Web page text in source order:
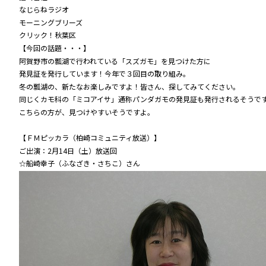
なじらねラジオ
モーニングブリーズ
クリック！秋葉区
【今回の話題・・・】
阿賀野市の瓢湖で行われている「スズガモ」を見つけた方に
発見証を発行しています！今年で３回目の取り組み。
冬の瓢湖の、新たなお楽しみですよ！皆さん、探してみてください。
同じくカモ科の「ミコアイサ」通称パンダガモの発見証も発行されるそうで
こちらの方が、見つけやすいそうですよ。
【ＦＭピッカラ（柏崎コミュニティ放送）】
ご出演：2月14日（土）放送回
☆船崎幸子（ふなざき・さちこ）さん